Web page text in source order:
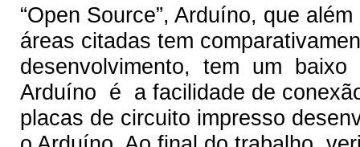
“Open Source”, Arduíno, que
áreas citadas tem
desenvolvimento, tem um
Arduíno é a facilidade de
placas de circuito impresso